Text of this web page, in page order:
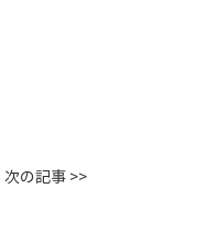
次の記事 >>